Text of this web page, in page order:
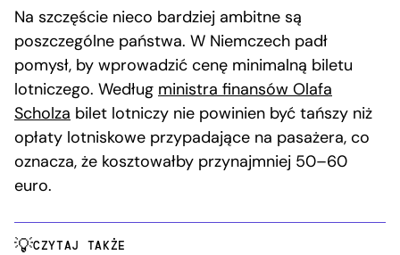
Na szczęście nieco bardziej ambitne są
poszczególne państwa. W Niemczech padł
pomysł, by wprowadzić cenę minimalną biletu
lotniczego. Według ministra finansów Olafa
Scholza bilet lotniczy nie powinien być tańszy niż
opłaty lotniskowe przypadające na pasażera, co
oznacza, że kosztowałby przynajmniej 50–60
euro.
CZYTAJ TAKŻE